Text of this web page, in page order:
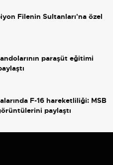
Filenin Sultanları'na özel
paraşüt eğitimi
F-16 hareketliliği: MSB
paylaştı